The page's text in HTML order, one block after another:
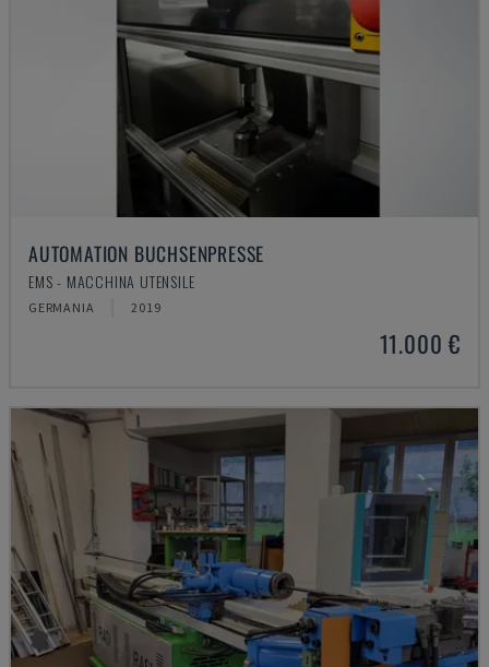
AUTOMATION BUCHSENPRESSE
EMS - MACCHINA UTENSILE
GERMANIA 2019
11.000 €